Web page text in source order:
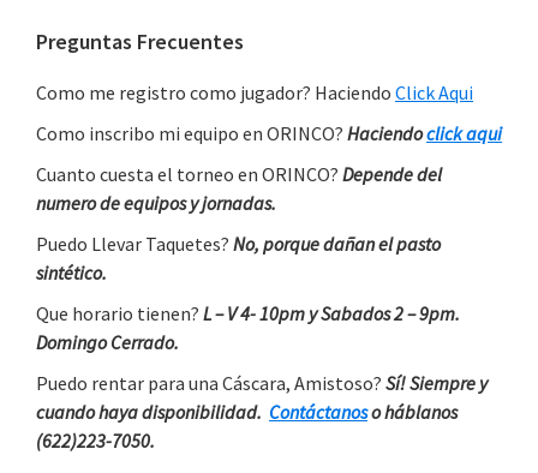
Primary
Sidebar
Preguntas Frecuentes
Como me registro como jugador? Haciendo Click Aqui
Como inscribo mi equipo en ORINCO? Haciendoclick aqui
Cuanto cuesta el torneo en ORINCO? Depende del
numero de equipos y jornadas.
Puedo Llevar Taquetes? No, porque dañan el pasto
sintético.
Que horario tienen? L – V 4- 10pm y Sabados 2 – 9pm.
Domingo Cerrado.
Puedo rentar para una Cáscara, Amistoso? Sí! Siempre y
cuando haya disponibilidad. Contáctanoso háblanos
(622)223-7050.